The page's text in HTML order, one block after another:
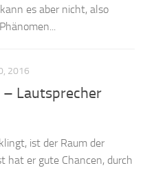
es aber nicht, also
2016
Lautsprecher
ist der Raum der
hat er gute Chancen, durch